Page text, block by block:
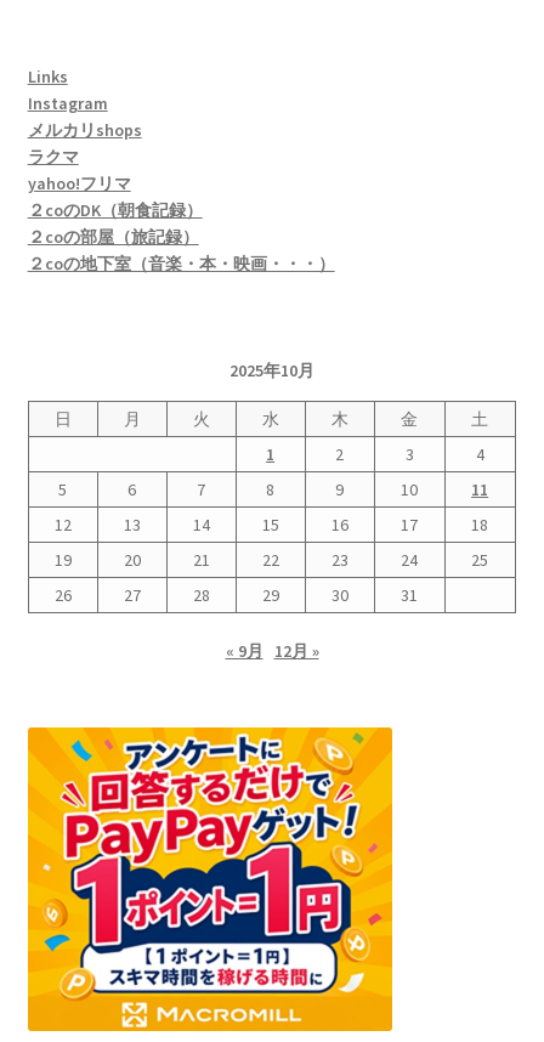
Links
Instagram
メルカリshops
ラクマ
yahoo!フリマ
２coのDK（朝食記録）
２coの部屋（旅記録）
２coの地下室（音楽・本・映画・・・）
2025年10月
日 月 火 水 木 金
土
1
2 3
4
5
6 7 8 9 10
11
12
13 14 15 16 17
18
19
20 21 22 23 24
25
26
27 28 29 30 31
« 9月 12月 »